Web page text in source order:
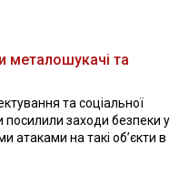
металошукачі та
та соціальної
заходи безпеки у
атаками на такі об’єкти в